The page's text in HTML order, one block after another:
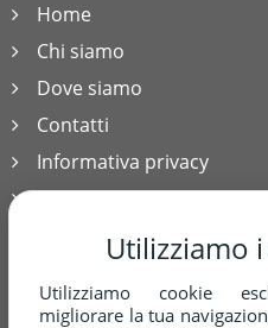
Home
Chi siamo
Dove siamo
Contatti
Informativa privacy
cookies policy
Contatti
Utilizziamo
Utilizziamo cookie
migliorare la tua